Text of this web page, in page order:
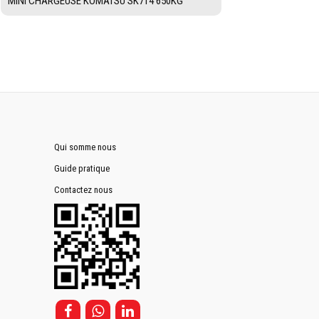
Qui somme nous
Guide pratique
Contactez nous